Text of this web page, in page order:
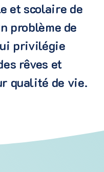
et scolaire de
problème de
privilégie
rêves et
qualité de vie.